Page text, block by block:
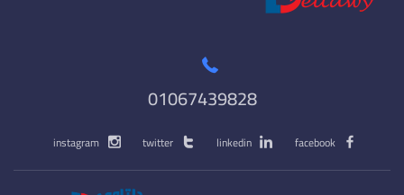
01067439828
facebook
linkedin
twitter
instagram